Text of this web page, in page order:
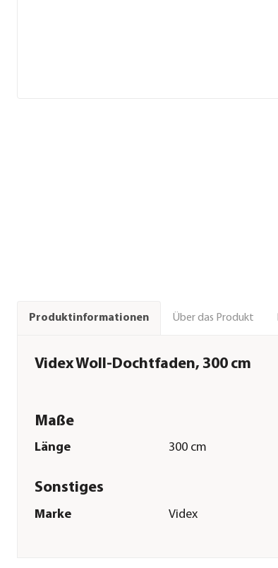
Produktinformationen Über das Produkt
Videx Woll-Dochtfaden, 300 cm
Maße
Länge 300 cm
Sonstiges
Marke Videx